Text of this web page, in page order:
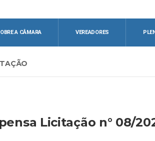
A CÂMARA VEREADORES
Licitação n° 08/